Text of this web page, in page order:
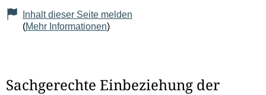
Inhalt dieser Seite melden
(Mehr Informationen)
Sachgerechte Einbeziehung der